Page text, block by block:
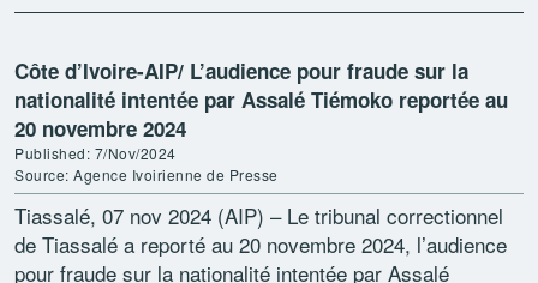
Côte d’Ivoire-AIP/ L’audience pour fraude sur la
nationalité intentée par Assalé Tiémoko reportée au
20 novembre 2024
Published: 7/Nov/2024
Source: Agence Ivoirienne de Presse
Tiassalé, 07 nov 2024 (AIP) – Le tribunal correctionnel
de Tiassalé a reporté au 20 novembre 2024, l’audience
pour fraude sur la nationalité intentée par Assalé